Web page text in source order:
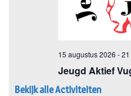
Bekijk alle Activiteiten